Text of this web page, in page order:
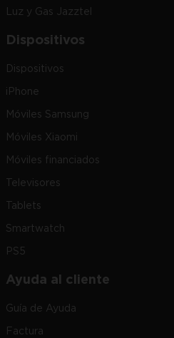
Luz y Gas Jazztel
Dispositivos
Dispositivos
iPhone
Móviles Samsung
Móviles Xiaomi
Móviles financiados
Televisores
Tablets
Smartwatch
PS5
Ayuda al cliente
Guía de Ayuda
Factura